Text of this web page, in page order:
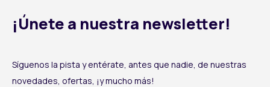
¡Únete a nuestra newsletter!
Síguenos la pista y entérate, antes que nadie, de nuestras
novedades, ofertas, ¡y mucho más!